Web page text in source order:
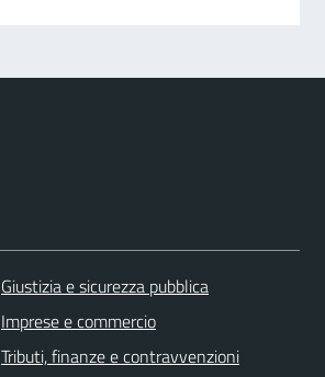
Giustizia e sicurezza pubblica
Imprese e commercio
Tributi, finanze e contravvenzioni